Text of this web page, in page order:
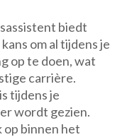
biedt
om al tijdens je
op te doen, wat
carrière.
tijdens je
wordt gezien.
binnen het